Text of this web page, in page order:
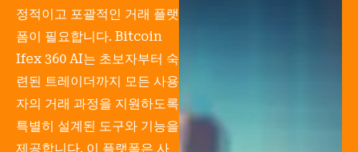
정적이고 포괄적인 거래 플랫
폼이 필요합니다. Bitcoin
Ifex 360 AI는 초보자부터 숙
련된 트레이더까지 모든 사용
자의 거래 과정을 지원하도록
특별히 설계된 도구와 기능을
제공합니다. 이 플랫폼은 사